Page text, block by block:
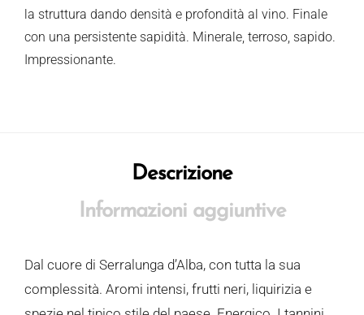
la struttura dando densità e profondità al vino. Finale
con una persistente sapidità. Minerale, terroso, sapido.
Impressionante.
Descrizione
Informazioni aggiuntive
Dal cuore di Serralunga d’Alba, con tutta la sua
complessità. Aromi intensi, frutti neri, liquirizia e